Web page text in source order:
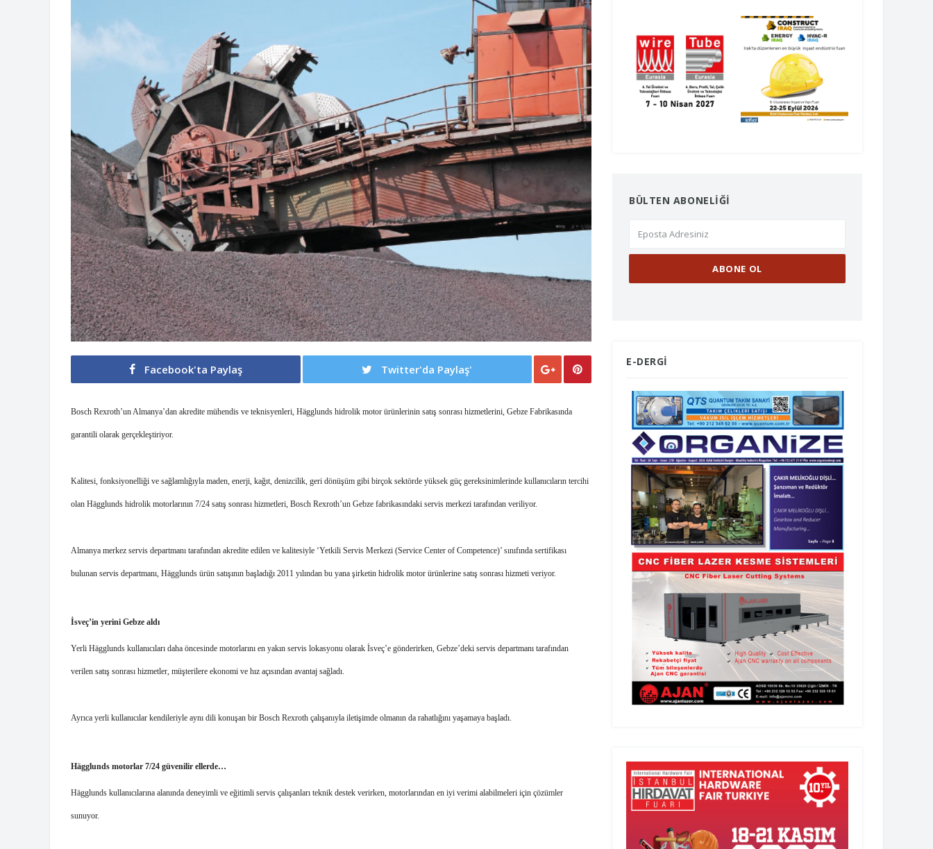
Facebook'ta Paylaş Twitter'da Paylaş'
Bosch Rexroth’un Almanya’dan akredite mühendis ve teknisyenleri, Hägglunds hidrolik motor ürünlerinin satış sonrası hizmetlerini, Gebze Fabrikasında
garantili olarak gerçekleştiriyor.
Kalitesi, fonksiyonelliği ve sağlamlığıyla maden, enerji, kağıt, denizcilik, geri dönüşüm gibi birçok sektörde yüksek güç gereksinimlerinde kullanıcıların tercihi
olan Hägglunds hidrolik motorlarının 7/24 satış sonrası hizmetleri, Bosch Rexroth’un Gebze fabrikasındaki servis merkezi tarafından veriliyor.
Almanya merkez servis departmanı tarafından akredite edilen ve kalitesiyle ‘Yetkili Servis Merkezi (Service Center of Competence)’ sınıfında sertifikası
bulunan servis departmanı, Hägglunds ürün satışının başladığı 2011 yılından bu yana şirketin hidrolik motor ürünlerine satış sonrası hizmeti veriyor.
İsveç’in yerini Gebze aldı
Yerli Hägglunds kullanıcıları daha öncesinde motorlarını en yakın servis lokasyonu olarak İsveç’e gönderirken, Gebze’deki servis departmanı tarafından
verilen satış sonrası hizmetler, müşterilere ekonomi ve hız açısından avantaj sağladı.
Ayrıca yerli kullanıcılar kendileriyle aynı dili konuşan bir Bosch Rexroth çalışanıyla iletişimde olmanın da rahatlığını yaşamaya başladı.
Hägglunds motorlar 7/24 güvenilir ellerde…
Hägglunds kullanıcılarına alanında deneyimli ve eğitimli servis çalışanları teknik destek verirken, motorlarından en iyi verimi alabilmeleri için çözümler
sunuyor.
BÜLTEN ABONELİĞİ
E-DERGİ